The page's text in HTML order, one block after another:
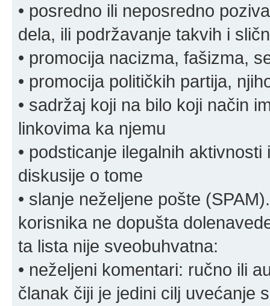
• posredno ili neposredno
dela, ili podržavanje takvih i
• promocija nacizma, fašizma,
• promocija političkih partija,
• sadržaj koji na bilo koji način
linkovima ka njemu
• podsticanje ilegalnih
diskusije o tome
• slanje neželjene pošte
korisnika ne dopušta
ta lista nije sveobuhvatna:
• neželjeni komentari: ručno ili
članak čiji je jedini cilj uvećanje